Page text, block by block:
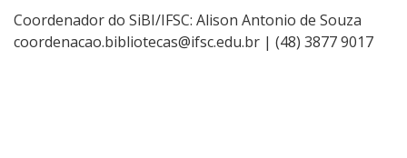
Coordenador do SiBI/IFSC: Alison Antonio de Souza
coordenacao.bibliotecas@ifsc.edu.br | (48) 3877 9017